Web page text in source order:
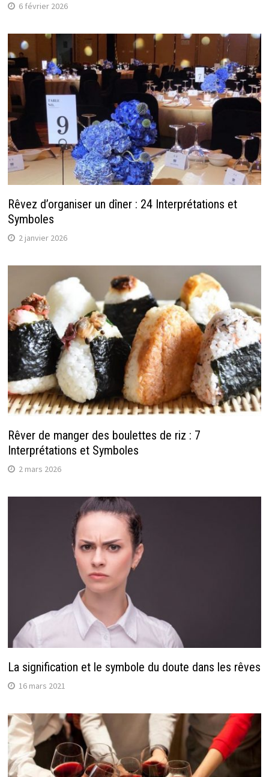
6 février 2026
Rêvez d’organiser un dîner : 24 Interprétations et
Symboles
2 janvier 2026
Rêver de manger des boulettes de riz : 7
Interprétations et Symboles
2 mars 2026
La signification et le symbole du doute dans les rêves
16 mars 2021